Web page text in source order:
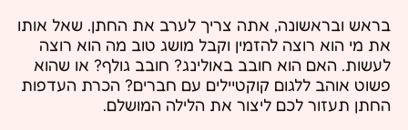
בראש ובראשונה, אתה צריך לערב את החתן. שאל אותו
את מי הוא רוצה להזמין וקבל מושג טוב מה הוא רוצה
לעשות. האם הוא חובב באולינג? חובב גולף? או שהוא
פשוט אוהב ללגום קוקטיילים עם חברים? הכרת העדפות
החתן תעזור לכם ליצור את הלילה המושלם.